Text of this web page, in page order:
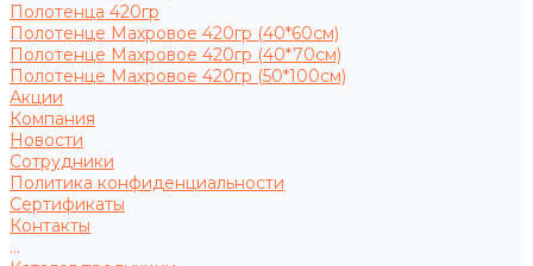
Полотенца 420гр
Полотенце Махровое 420гр (40*60см)
Полотенце Махровое 420гр (40*70см)
Полотенце Махровое 420гр (50*100см)
Акции
Компания
Новости
Сотрудники
Политика конфиденциальности
Сертификаты
Контакты
...